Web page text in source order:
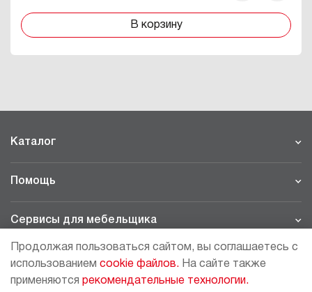
В корзину
Каталог
Помощь
Сервисы для мебельщика
МОСКВА - ШОУРУМ/СКЛАД
Продолжая пользоваться сайтом, вы соглашаетесь с
использованием cookie файлов. На сайте также
применяются рекомендательные технологии.